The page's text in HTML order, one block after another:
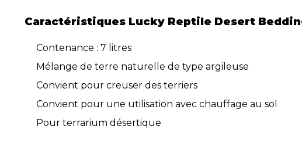
Caractéristiques Lucky Reptile Desert
Contenance : 7 litres
Mélange de terre naturelle de type argileuse
Convient pour creuser des terriers
Convient pour une utilisation avec chauffage au sol
Pour terrarium désertique